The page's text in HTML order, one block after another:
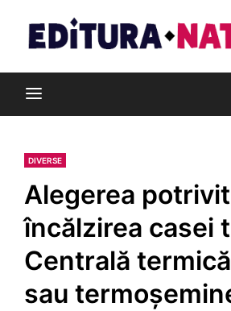
content
Editura
DIVERSE
Alegerea
încălzirea casei
Centrală
sau